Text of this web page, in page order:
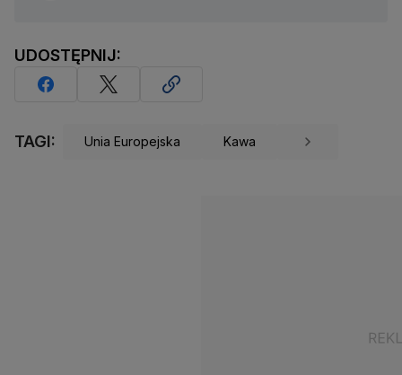
UDOSTĘPNIJ:
TAGI: Unia Europejska Kawa